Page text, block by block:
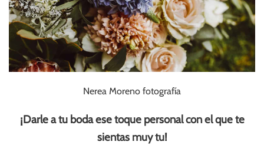
Nerea Moreno fotografía
¡Darle a tu boda ese toque personal con el que te
sientas muy tu!